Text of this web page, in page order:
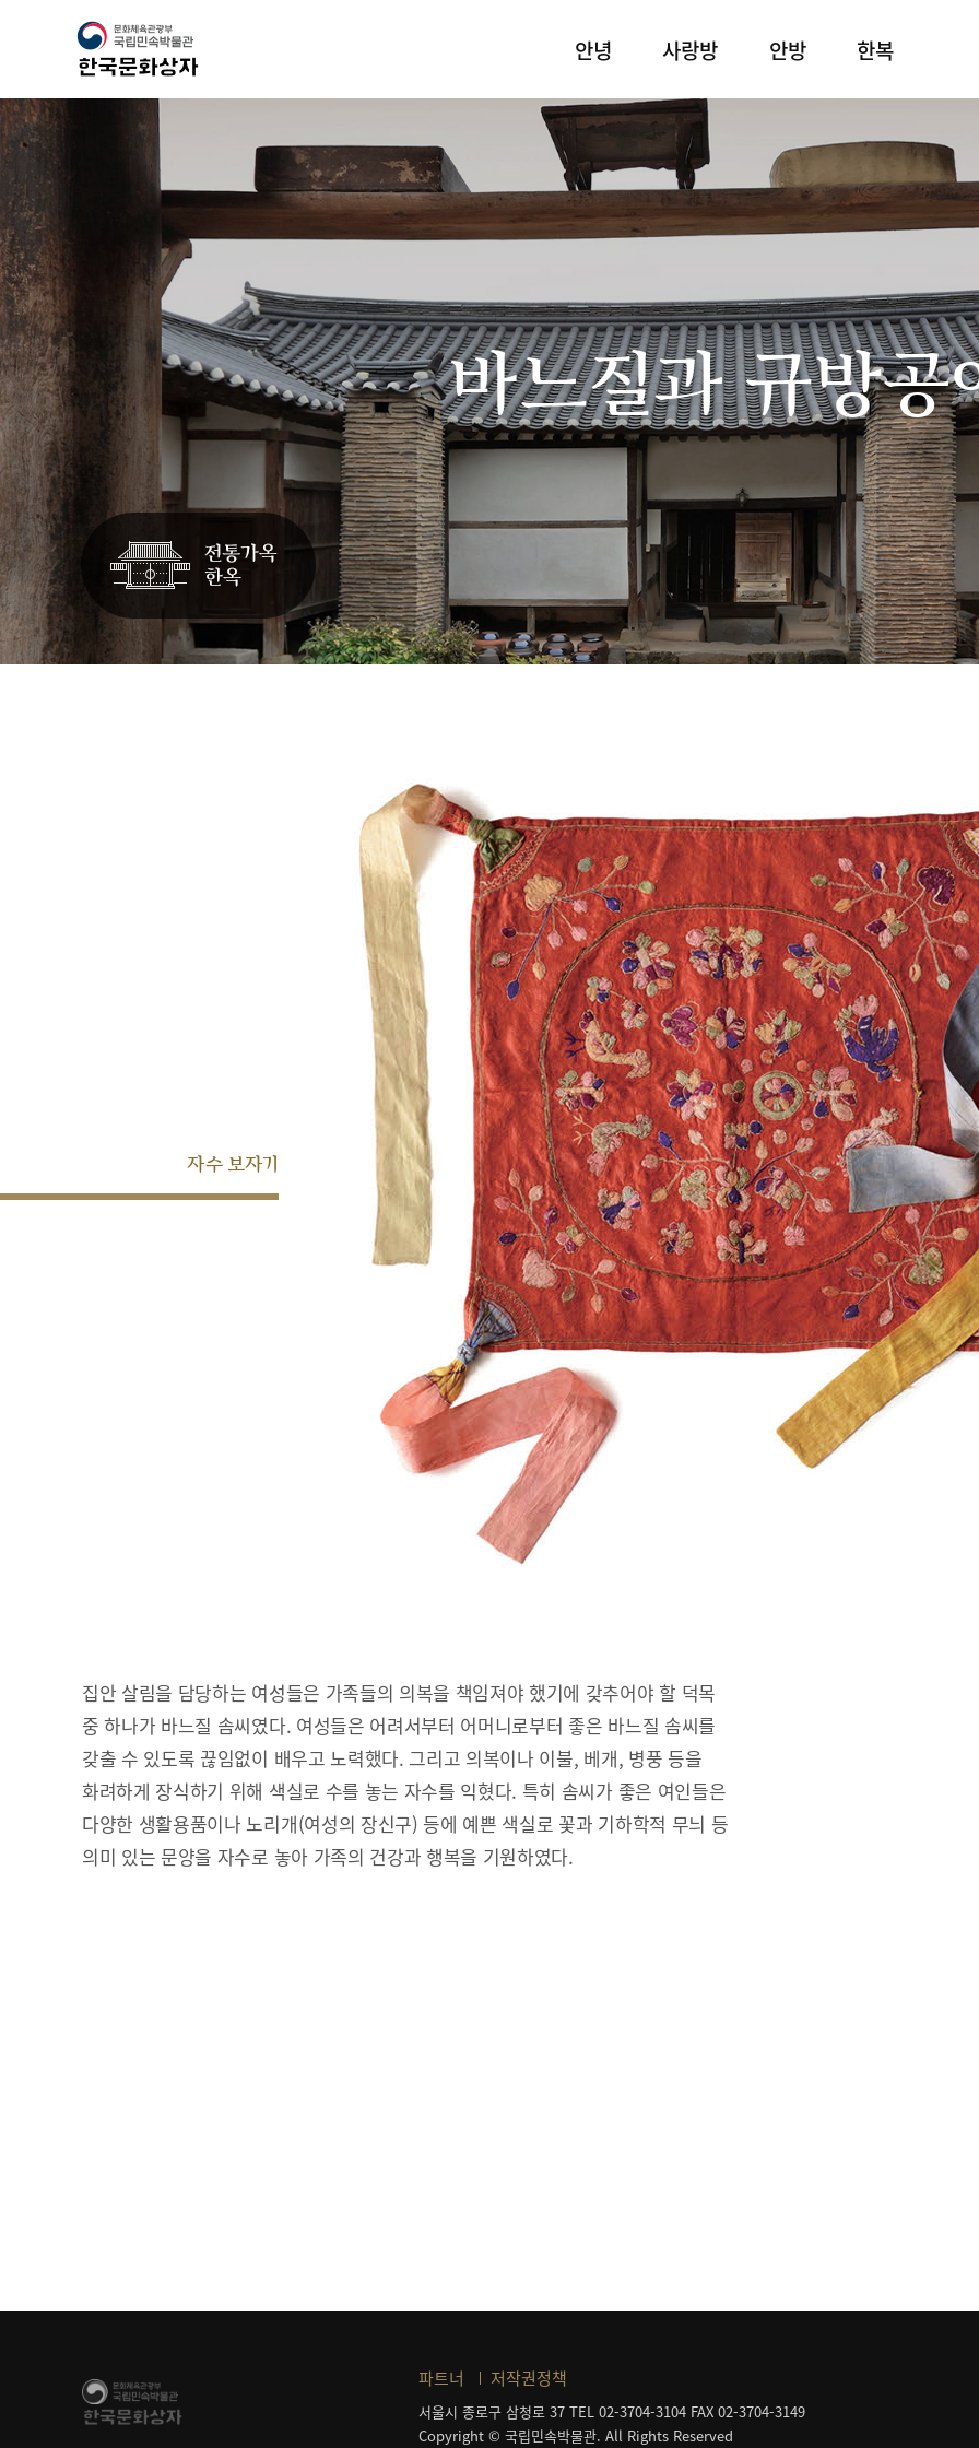
안녕 사랑방 안방 한복
바느질과 규방공
자수 보자기
집안 살림을 담당하는 여성들은 가족들의 의복을 책임져야 했기에 갖추어야 할 덕목
중 하나가 바느질 솜씨였다. 여성들은 어려서부터 어머니로부터 좋은 바느질 솜씨를
갖출 수 있도록 끊임없이 배우고 노력했다. 그리고 의복이나 이불, 베개, 병풍 등을
화려하게 장식하기 위해 색실로 수를 놓는 자수를 익혔다. 특히 솜씨가 좋은 여인들은
다양한 생활용품이나 노리개(여성의 장신구) 등에 예쁜 색실로 꽃과 기하학적 무늬 등
의미 있는 문양을 자수로 놓아 가족의 건강과 행복을 기원하였다.
파트너 저작권정책
서울시 종로구 삼청로 37 TEL 02-3704-3104 FAX 02-3704-3149
Copyright © 국립민속박물관. All Rights Reserved